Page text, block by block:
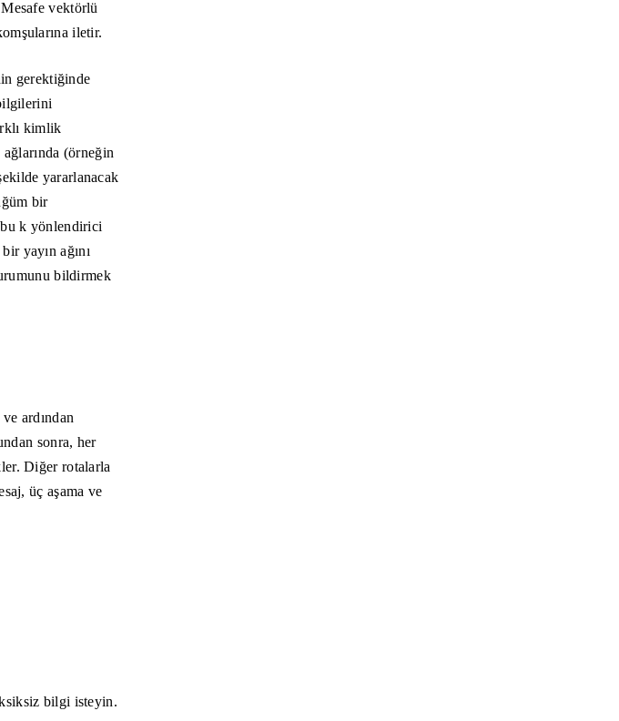
vektörlü
iletir.
gerektiğinde
kimlik
(örneğin
yararlanacak
bir
bu k yönlendirici
yayın ağını
bildirmek
ardından
sonra, her
Diğer rotalarla
üç aşama ve
bilgi isteyin.